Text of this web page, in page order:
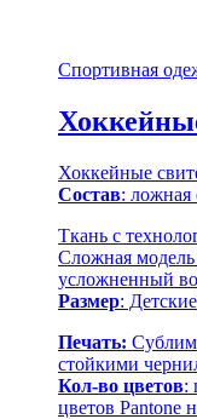
Спортивная
Хоккейные
Состав: ложная
Ткань с
Сложная модель
усложненный
Размер:
Печать:
стойкими
Кол-во цветов:
цветов Pantone